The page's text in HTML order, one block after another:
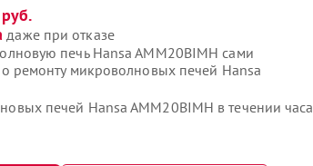
даже при отказе
печь Hansa AMM20BIMH сами
ремонту микроволновых печей Hansa
печей Hansa AMM20BIMH в течении часа